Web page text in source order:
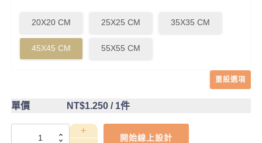
20X20 CM 25X25 CM 35X35 CM
45X45 CM 55X55 CM
重設選項
單價 NT$1.250/ 1件
DCT4CA0058
開始線上設計